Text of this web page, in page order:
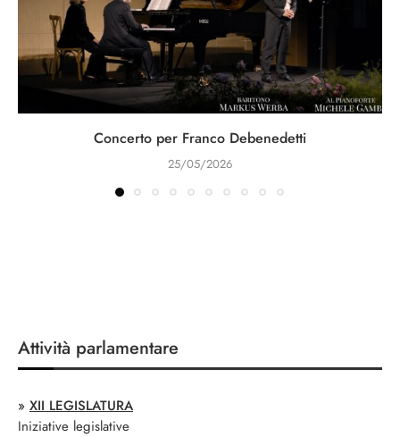
Concerto per Franco Debenedetti
25/05/2026
Attività parlamentare
» XII LEGISLATURA
Iniziative legislative